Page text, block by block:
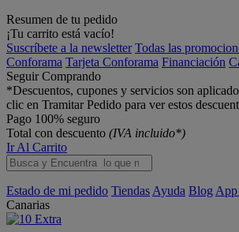
Resumen de tu pedido
¡Tu carrito está vacío!
Suscríbete a la newsletter Todas las
Conforama Tarjeta Conforama Financiación
Seguir Comprando
*Descuentos, cupones y servicios son
clic en Tramitar Pedido para ver estos
Pago 100% seguro
Total con descuento (IVA incluido*)
Ir Al Carrito
Estado de mi pedido Tiendas Ayuda Blog App
Canarias